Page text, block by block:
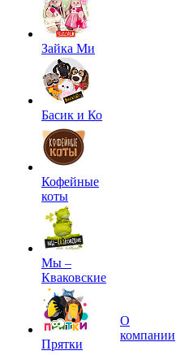
Зайка Ми
Басик и Ко
Кофейные
коты
Мы –
Кваковские
Прятки
О
компании